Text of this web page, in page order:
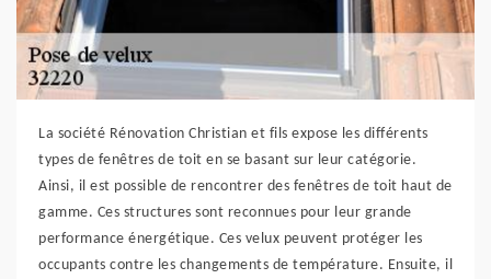
La société Rénovation Christian et fils expose les différents
types de fenêtres de toit en se basant sur leur catégorie.
Ainsi, il est possible de rencontrer des fenêtres de toit haut de
gamme. Ces structures sont reconnues pour leur grande
performance énergétique. Ces velux peuvent protéger les
occupants contre les changements de température. Ensuite, il